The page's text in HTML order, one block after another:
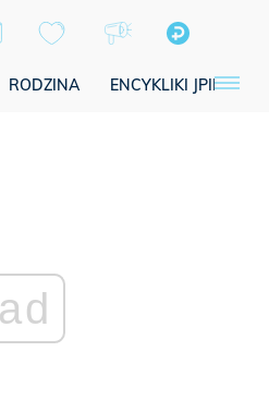
RODZINA ENCYKLIKI JPII
ad